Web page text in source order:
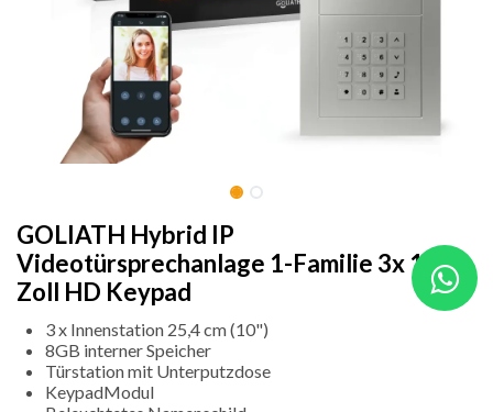
GOLIATH Hybrid IP
Videotürsprechanlage 1-Familie 3x 10
Zoll HD Keypad
3 x Innenstation 25,4 cm (10")
8GB interner Speicher
Türstation mit Unterputzdose
KeypadModul